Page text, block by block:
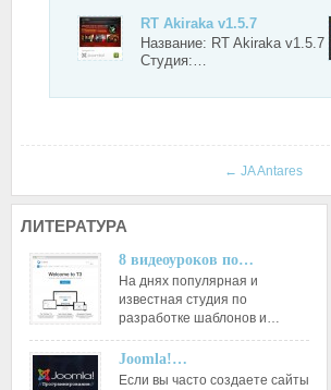
RT Akiraka v1.5.7
Название: RT Akiraka v1.5.7
Студия:…
← JA Antares
ЛИТЕРАТУРА
8 видеоуроков по…
На днях популярная и
известная студия по
разработке шаблонов и…
Joomla!…
Если вы часто создаете сайты